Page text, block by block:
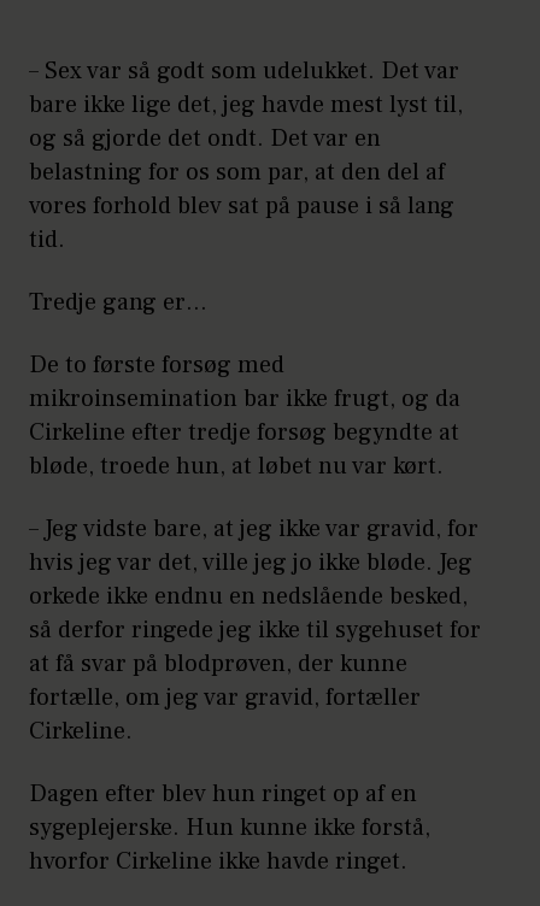
– Sex var så godt som udelukket. Det var
bare ikke lige det, jeg havde mest lyst til,
og så gjorde det ondt. Det var en
belastning for os som par, at den del af
vores forhold blev sat på pause i så lang
tid.
Tredje gang er…
De to første forsøg med
mikroinsemination bar ikke frugt, og da
Cirkeline efter tredje forsøg begyndte at
bløde, troede hun, at løbet nu var kørt.
– Jeg vidste bare, at jeg ikke var gravid, for
hvis jeg var det, ville jeg jo ikke bløde. Jeg
orkede ikke endnu en nedslående besked,
så derfor ringede jeg ikke til sygehuset for
at få svar på blodprøven, der kunne
fortælle, om jeg var gravid, fortæller
Cirkeline.
Dagen efter blev hun ringet op af en
sygeplejerske. Hun kunne ikke forstå,
hvorfor Cirkeline ikke havde ringet.